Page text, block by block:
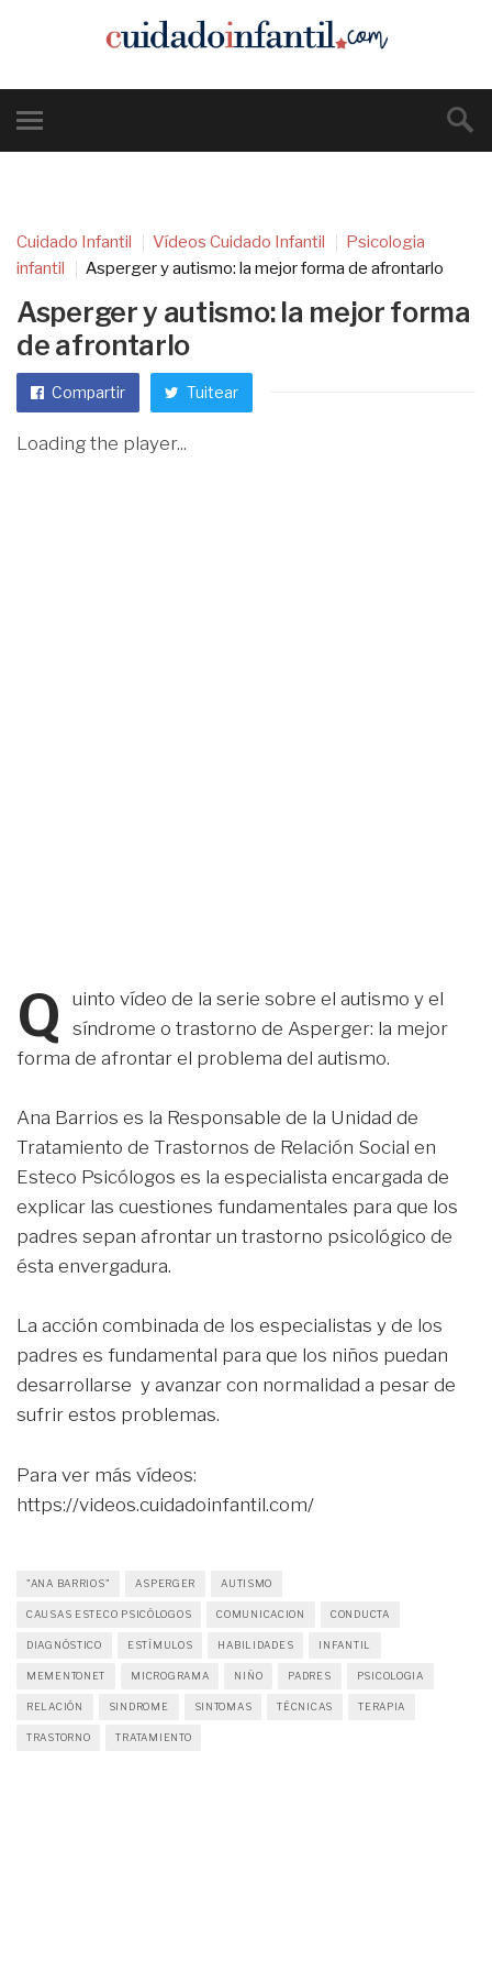
Cuidado Infantil Vídeos Cuidado Infantil
Psicologia
infantil
Asperger y autismo: la mejor forma de afrontarlo
Asperger y autismo: la mejor forma
de afrontarlo
Compartir Tuitear
Loading the player...
Q
uinto vídeo de la serie sobre el autismo y el
síndrome o trastorno de Asperger: la mejor
forma de afrontar el problema del autismo.
Ana Barrios es la Responsable de la Unidad de
Tratamiento de Trastornos de Relación Social en
Esteco Psicólogos es la especialista encargada de
explicar las cuestiones fundamentales para que los
padres sepan afrontar un trastorno psicológico de
ésta envergadura.
La acción combinada de los especialistas y de los
padres es fundamental para que los niños puedan
desarrollarse y avanzar con normalidad a pesar de
sufrir estos problemas.
Para ver más vídeos:
https://videos.cuidadoinfantil.com/
"ANA BARRIOS" ASPERGER AUTISMO
CAUSAS ESTECO PSICÓLOGOS COMUNICACION CONDUCTA
DIAGNÓSTICO ESTÍMULOS HABILIDADES INFANTIL
MEMENTONET MICROGRAMA NIÑO PADRES PSICOLOGIA
RELACIÓN SINDROME SINTOMAS TÉCNICAS TERAPIA
TRASTORNO TRATAMIENTO